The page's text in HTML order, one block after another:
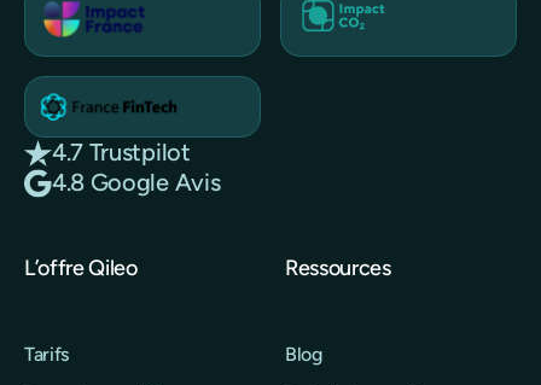
4.7 Trustpilot
4.8 Google Avis
L’offre Qileo
Tarifs
Ressources
Blog